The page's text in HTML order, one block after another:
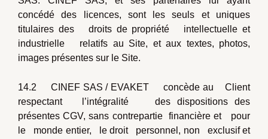
concédé des licences, sont les seuls et uniques
titulaires des droits de propriété intellectuelle et
industrielle relatifs au Site, et aux textes, photos,
images présentes sur le Site.
14.2 CINEF SAS / EVAKET concède au Client
respectant l’intégralité des dispositions des
présentes CGV, sans contrepartie financière et pour
le monde entier, le droit personnel, non exclusif et